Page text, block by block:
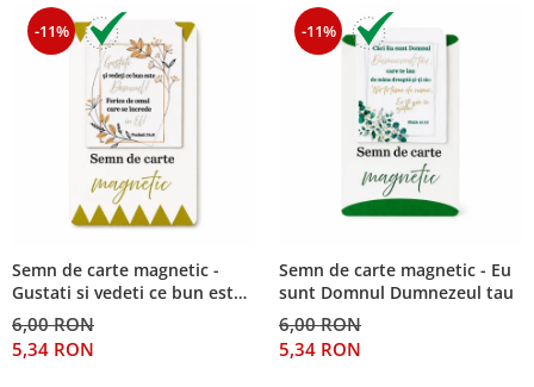
Misiune
Viata crestina
Contemporaneitate
Devotional
Lupta Spirituala
Schimbarea caracterului
Suferinta
Viata din belsug
Viata de zi cu zi
Despre afaceri
-11%
Semn de carte magnetic -
Gustati si vedeti ce bun este
Domnul!
6,00 RON
5,34 RON
-11%
Semn de carte magnetic - Eu
sunt Domnul Dumnezeul tau
6,00 RON
5,34 RON